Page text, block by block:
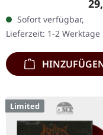
300 Exemplare.
Death liefern mit
„Utilitarian"…
Sofort verfügbar,
Lieferzeit: 1-2 Werktage
Limited